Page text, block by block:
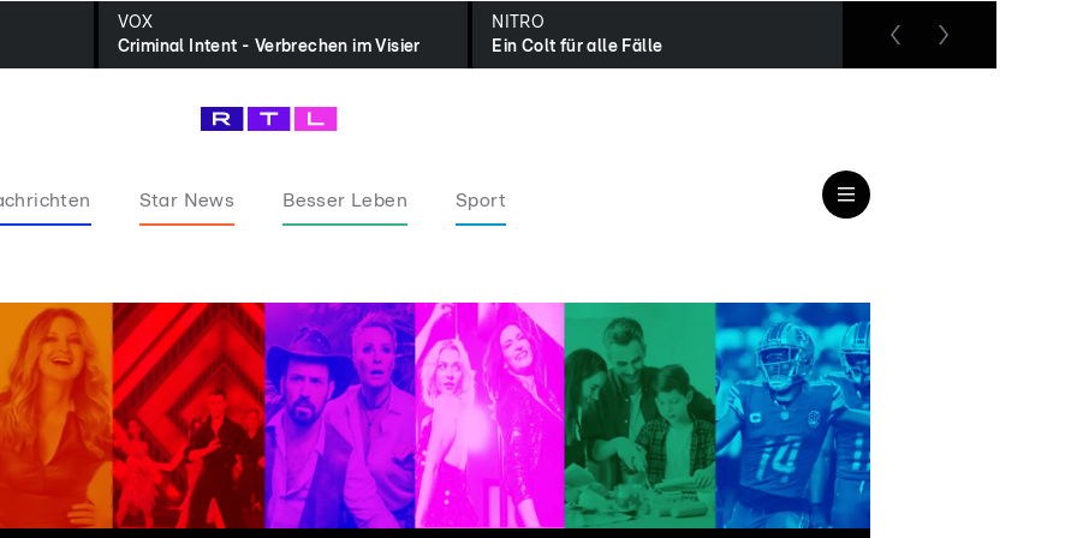
VOX
Criminal Intent - Verbrechen im Visier
NITRO
Ein Colt für alle Fälle
RTL up
Das Jugendgericht
Star News Besser Leben Sport